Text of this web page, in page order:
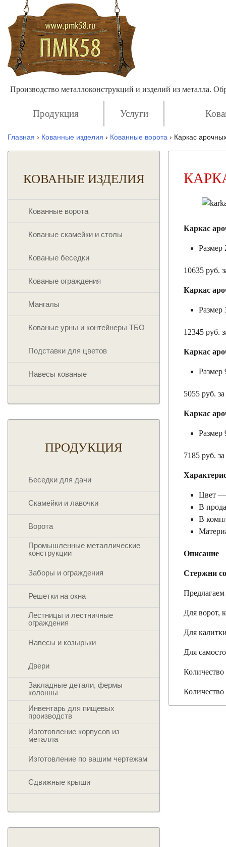
Производство металлоконструкций и изделий из металла.
Продукция Услуги
Главная › Кованные изделия › Кованные ворота › Каркас
Каркас
Размер
10635 руб.
Каркас
Размер
12345 руб.
Каркас
Размер
5055 руб.
Каркас
Размер
7185 руб.
Цвет —
В
В
Описание
Стержни
Для ворот,
Для
Для
КОВАНЫЕ ИЗДЕЛИЯ
Кованные ворота
Кованые скамейки и столы
Кованые беседки
Кованые ограждения
Мангалы
Кованые урны и контейнеры ТБО
Подставки для цветов
Навесы кованые
ПРОДУКЦИЯ
Беседки для дачи
Скамейки и лавочки
Ворота
Промышленные металлические
конструкции
Заборы и ограждения
Решетки на окна
Лестницы и лестничные
ограждения
Навесы и козырьки
Двери
Закладные детали, фермы
колонны
Инвентарь для пищевых
производств
Изготовление корпусов из
металла
Изготовление по вашим чертежам
Сдвижные крыши